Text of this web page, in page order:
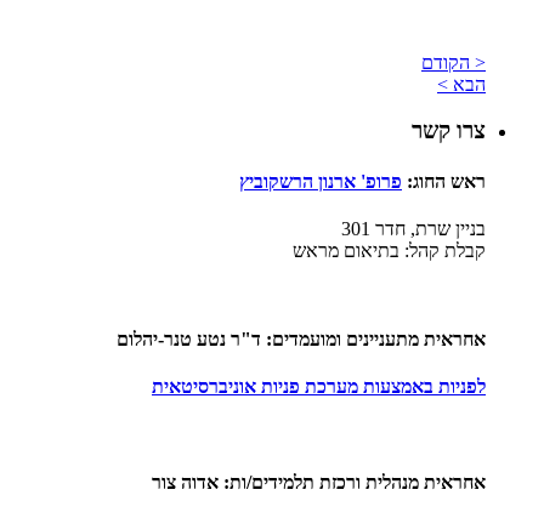
< הקודם
הבא >
צרו קשר
ראש החוג: פרופ' ארנון הרשקוביץ
בניין שרת, חדר 301
קבלת קהל: בתיאום מראש
אחראית מתעניינים ומועמדים: ד"ר נטע טנר-יהלום
לפניות באמצעות מערכת פניות אוניברסיטאית
אחראית מנהלית ורכזת תלמידים/ות: אדוה צור